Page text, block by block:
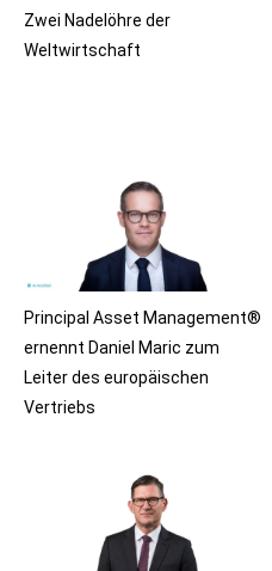
Zwei Nadelöhre der
Weltwirtschaft
Principal Asset Management®
ernennt Daniel Maric zum
Leiter des europäischen
Vertriebs